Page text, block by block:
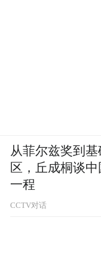
从菲尔兹奖到
区，丘成桐谈
一程
CCTV对话